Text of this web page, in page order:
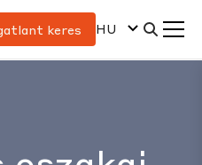
keres HU